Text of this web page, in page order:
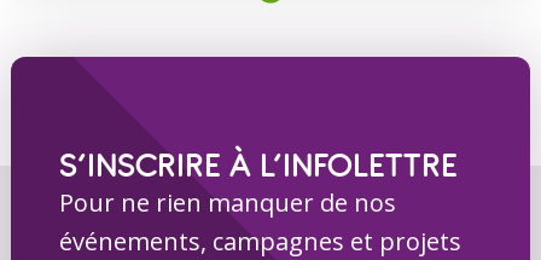
S’INSCRIRE À L’INFOLETTRE
Pour ne rien manquer de nos
événements, campagnes et projets